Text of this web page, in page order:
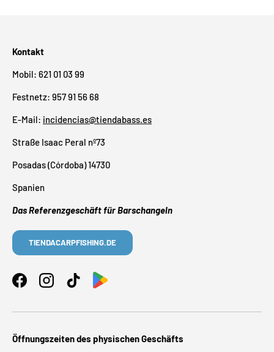
Kontakt
Mobil: 621 01 03 99
Festnetz: 957 91 56 68
E-Mail: incidencias@tiendabass.es
Straße Isaac Peral nº73
Posadas (Córdoba) 14730
Spanien
Das Referenzgeschäft für Barschangeln
TIENDACARPFISHING.DE
FacebookInstagramTikTok
Öffnungszeiten des physischen Geschäfts